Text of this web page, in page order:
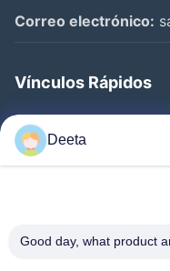
Correo electrónico:
Vínculos Rápidos
Inicio
Productos
Control De Calidad
Deeta
Good day, what product